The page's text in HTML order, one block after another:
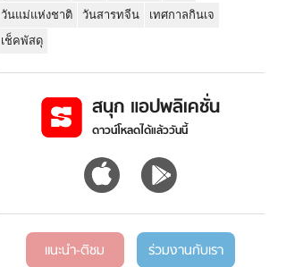
วันแม่แห่งชาติ
วันสารทจีน
เทศกาลกินเจ
เช็คพัสดุ
สนุก แอปพลิเคชั่น
ดาวน์โหลดได้แล้ววันนี้
แนะนำ-ติชม ร่วมงานกับเรา